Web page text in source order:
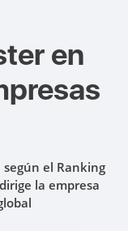
en
según el Ranking
la empresa